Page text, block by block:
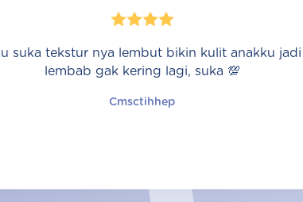
suka tekstur nya lembut bikin kulit anakku jadi
lembab gak kering lagi, suka 💯
Cmsctihhep